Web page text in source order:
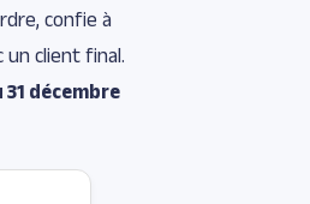
confie à
un client final.
31 décembre